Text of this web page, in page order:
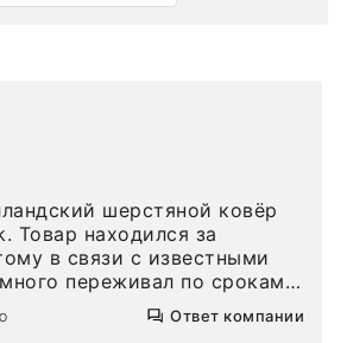
шерстяной ковёр
Товар находился за
в связи с известными
переживал по срокам.
ровно в
в договоре время, без
Ответ компании